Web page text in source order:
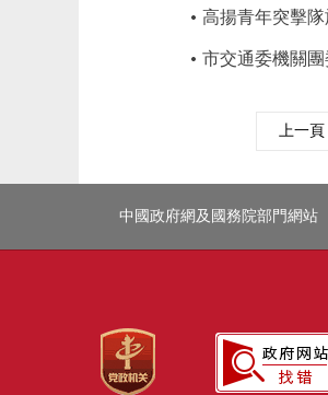
高揚青年突擊
市交通委機關
上一頁
中國政府網及國務院部門網站